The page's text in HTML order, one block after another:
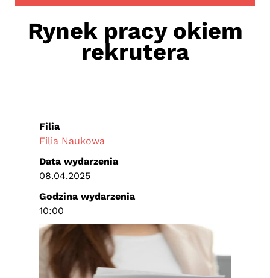
Rynek pracy okiem
rekrutera
Filia
Filia Naukowa
Data wydarzenia
08.04.2025
Godzina wydarzenia
10:00